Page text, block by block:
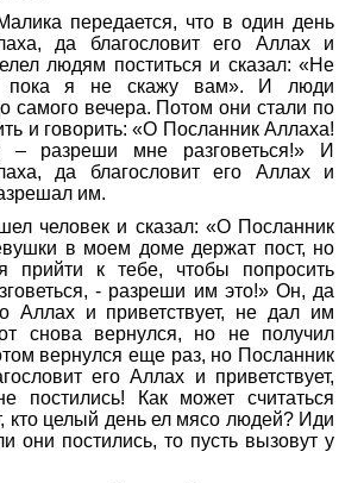
передается, что в один день
да благословит его Аллах и
людям поститься и сказал: «Не
пока я не скажу вам». И люди
самого вечера. Потом они стали по
и говорить: «О Посланник Аллаха!
разреши мне разговеться!» И
да благословит его Аллах и
им.
человек и сказал: «О Посланник
в моем доме держат пост, но
прийти к тебе, чтобы попросить
- разреши им это!» Он, да
Аллах и приветствует, не дал им
снова вернулся, но не получил
вернулся еще раз, но Посланник
его Аллах и приветствует,
постились! Как может считаться
кто целый день ел мясо людей? Иди
они постились, то пусть вызовут у